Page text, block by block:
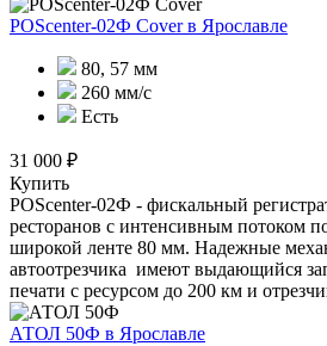
POScenter-02Ф Coverв Ярославле
80, 57 мм
260 мм/с
Есть
31 000 ₽
Купить
POScenter-02Ф - фискальный
ресторанов с интенсивным потоком
широкой ленте 80 мм. Надежные
автоотрезчика имеют выдающийся
печати с ресурсом до 200 км и
АТОЛ 50Ф в Ярославле